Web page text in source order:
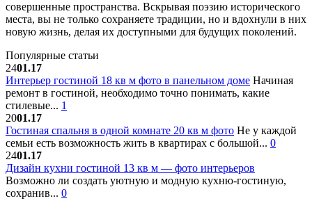
совершенные пространства. Вскрывая поэзию исторического
места, вы не только сохраняете традиции, но и вдохнули в них
новую жизнь, делая их доступными для будущих поколений.
Популярные статьи
2401.17
Интерьер гостиной 18 кв м фото в панельном доме Начиная
ремонт в гостиной, необходимо точно понимать, какие
стилевые... 1
2001.17
Гостиная спальня в одной комнате 20 кв м фото Не у каждой
семьи есть возможность жить в квартирах с большой... 0
2401.17
Дизайн кухни гостиной 13 кв м — фото интерьеров
Возможно ли создать уютную и модную кухню-гостиную,
сохранив... 0